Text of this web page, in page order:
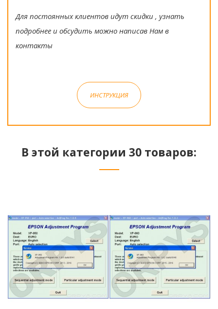
Для постоянных клиентов идут скидки , узнать
подробнее и обсудить можно написав Нам в
контакты
ИНСТРУКЦИЯ
В этой категории 30 товаров: